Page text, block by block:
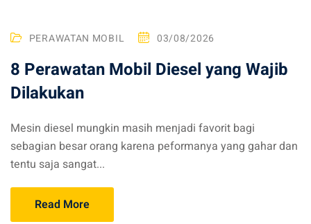
PERAWATAN MOBIL 03/08/2026
8 Perawatan Mobil Diesel yang Wajib
Dilakukan
Mesin diesel mungkin masih menjadi favorit bagi
sebagian besar orang karena peformanya yang gahar dan
tentu saja sangat...
Read More